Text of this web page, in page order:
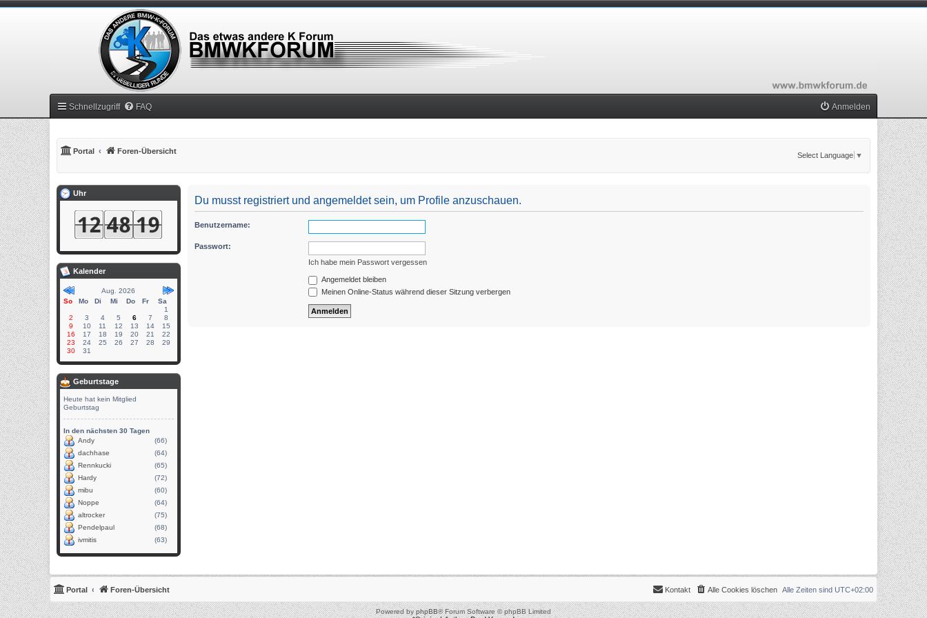
Schnellzugriff FAQ Anmelden
Portal Foren-Übersicht
Select Language ▼
Du musst registriert und angemeldet sein, um Profile anzuschauen.
Benutzername:
Passwort:
Ich habe mein Passwort vergessen
Angemeldet bleiben
Meinen Online-Status während dieser Sitzung verbergen
Uhr
Kalender
Aug. 2026
So
Mo Di Mi Do Fr
Sa
1
2
3 4 5 6 7
8
9
10 11 12 13 14
15
16
17 18 19 20 21
22
23
24 25 26 27 28
29
30
31
Geburtstage
Heute hat kein Mitglied
Geburtstag
In den nächsten 30 Tagen
Andy
(66)
dachhase
(64)
Rennkucki
(65)
Hardy
(72)
mibu
(60)
Noppe
(64)
altrocker
(75)
Pendelpaul
(68)
ivmitis
(63)
Portal Foren-Übersicht Alle Zeiten sind UTC+02:00
Alle Cookies löschen
Kontakt
Powered byphpBB® Forum Software © phpBB Limited